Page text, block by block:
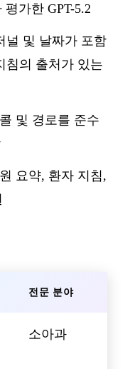
가한 GPT-5.2
널 및 날짜가 포함
침의 출처가 있는
및 경로를 준수
요약, 환자 지침,
전문 분야
소아과